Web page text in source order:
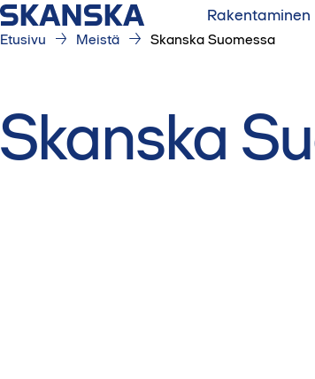
Rakentaminen
Etusivu Meistä Skanska Suomessa
Skanska